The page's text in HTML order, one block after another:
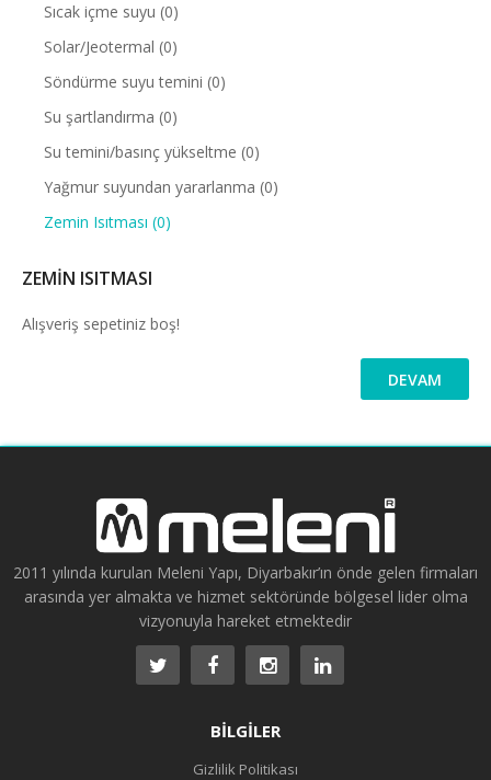
Sıcak içme suyu (0)
Solar/Jeotermal (0)
Söndürme suyu temini (0)
Su şartlandırma (0)
Su temini/basınç yükseltme (0)
Yağmur suyundan yararlanma (0)
Zemin Isıtması (0)
ZEMIN ISITMASI
Alışveriş sepetiniz boş!
DEVAM
2011 yılında kurulan Meleni Yapı, Diyarbakır’ın önde gelen firmaları
arasında yer almakta ve hizmet sektöründe bölgesel lider olma
vizyonuyla hareket etmektedir
BILGILER
Gizlilik Politikası